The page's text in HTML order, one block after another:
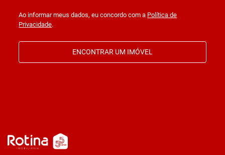
Ao informar meus dados, eu concordo com a Política de
Privacidade.
ENCONTRAR UM IMÓVEL